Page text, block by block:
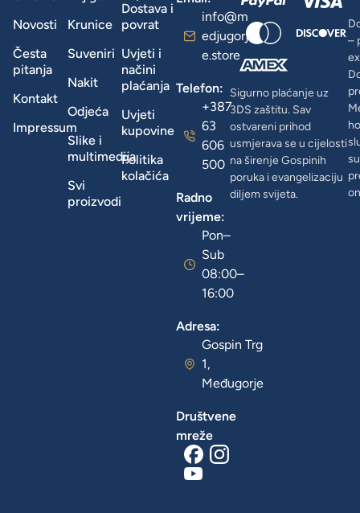
Novosti
Česta
pitanja
Kontakt
Impressum
Krunice
Suveniri
Nakit
Odjeća
Slike i
multimedija
Svi
proizvodi
Dostava i
povrat
Uvjeti i
načini
plaćanja
Uvjeti
kupovine
Politika
kolačića
info@m
edjugorj
e.store
Telefon:
+387
63
606
500
Radno
vrijeme:
Pon–
Sub
08:00–
16:00
Adresa:
Gospin Trg
1,
Međugorje
Društvene
mreže
Sigurno plaćanje uz
3DS zaštitu. Sav
ostvareni prihod
usmjerava se u cijelosti
na širenje Gospinih
poruka i evangelizaciju
diljem svijeta.
–